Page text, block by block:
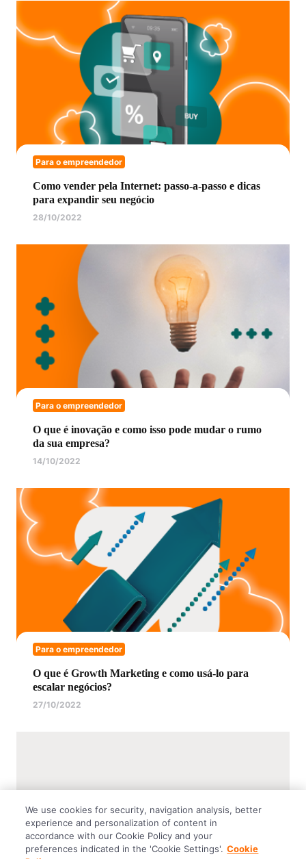
Para o empreendedor
Como vender pela Internet: passo-a-passo e dicas
para expandir seu negócio
28/10/2022
Para o empreendedor
O que é inovação e como isso pode mudar o rumo
da sua empresa?
14/10/2022
Para o empreendedor
O que é Growth Marketing e como usá-lo para
escalar negócios?
27/10/2022
We use cookies for security, navigation analysis, better
experience and personalization of content in
accordance with our Cookie Policy and your
preferences indicated in the 'Cookie Settings'. Cookie